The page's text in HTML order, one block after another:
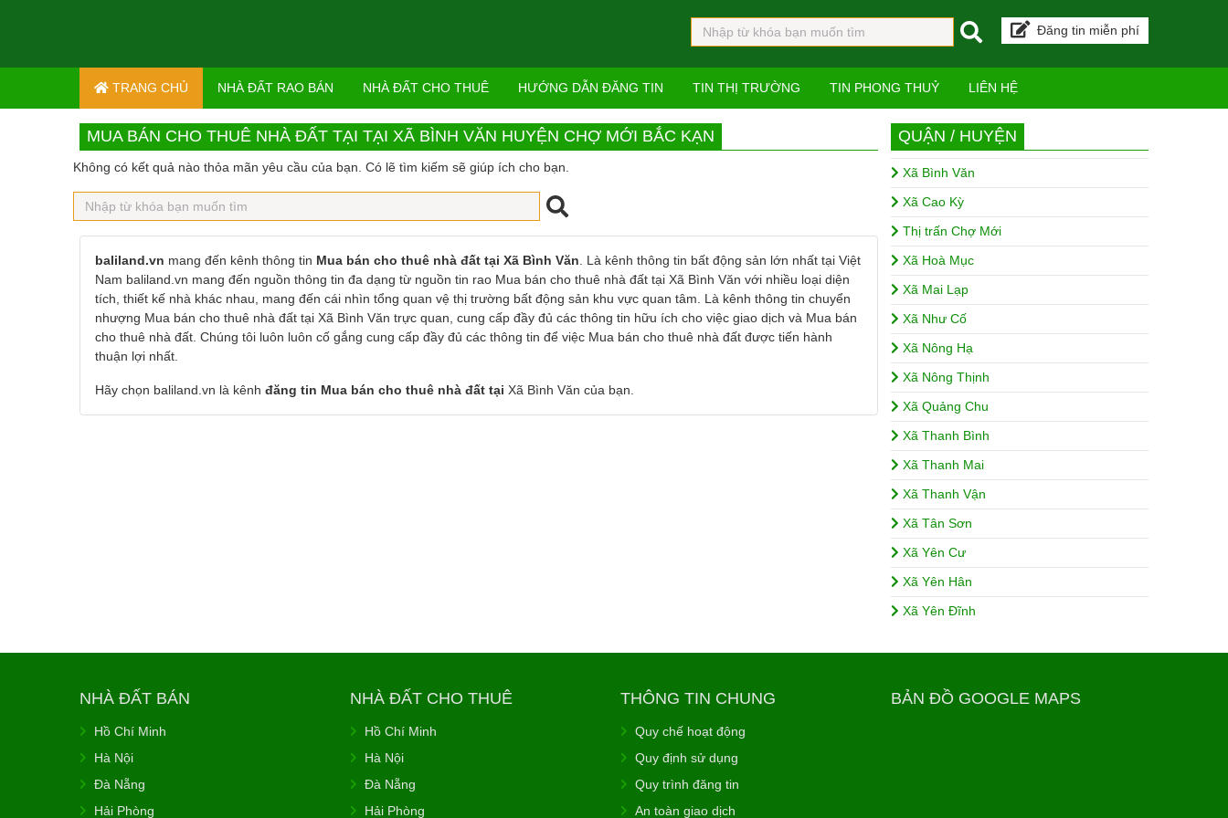
Đăng tin miễn phí
TRANG CHỦ NHÀ ĐẤT RAO BÁN NHÀ ĐẤT CHO THUÊ HƯỚNG DẪN ĐĂNG TIN TIN THỊ TRƯỜNG TIN PHONG THUỶ LIÊN HỆ
MUA BÁN CHO THUÊ NHÀ ĐẤT TẠI TẠI XÃ BÌNH VĂN HUYỆN CHỢ MỚI BẮC KẠN
Không có kết quả nào thỏa mãn yêu cầu của bạn. Có lẽ tìm kiếm sẽ giúp ích cho bạn.
baliland.vn mang đến kênh thông tin Mua bán cho thuê nhà đất tại Xã Bình Văn . Là kênh thông tin bất động sản lớn nhất tại Việt
Nam baliland.vn mang đến nguồn thông tin đa dạng từ nguồn tin rao Mua bán cho thuê nhà đất tại Xã Bình Văn với nhiều loại diện
tích, thiết kế nhà khác nhau, mang đến cái nhìn tổng quan vệ thị trường bất động sản khu vực quan tâm. Là kênh thông tin chuyển
nhượng Mua bán cho thuê nhà đất tại Xã Bình Văn trực quan, cung cấp đầy đủ các thông tin hữu ích cho việc giao dịch và Mua bán
cho thuê nhà đất. Chúng tôi luôn luôn cố gắng cung cấp đầy đủ các thông tin để việc Mua bán cho thuê nhà đất được tiến hành
thuận lợi nhất.
Hãy chọn baliland.vn là kênh đăng tin Mua bán cho thuê nhà đất tại Xã Bình Văn của bạn.
QUẬN / HUYỆN
Xã Bình Văn
Xã Cao Kỳ
Thị trấn Chợ Mới
Xã Hoà Mục
Xã Mai Lạp
Xã Như Cố
Xã Nông Hạ
Xã Nông Thịnh
Xã Quảng Chu
Xã Thanh Bình
Xã Thanh Mai
Xã Thanh Vận
Xã Tân Sơn
Xã Yên Cư
Xã Yên Hân
Xã Yên Đĩnh
NHÀ ĐẤT BÁN
Hồ Chí Minh
Hà Nội
Đà Nẵng
Hải Phòng
NHÀ ĐẤT CHO THUÊ
Hồ Chí Minh
Hà Nội
Đà Nẵng
Hải Phòng
THÔNG TIN CHUNG
Quy chế hoạt động
Quy định sử dụng
Quy trình đăng tin
An toàn giao dịch
BẢN ĐỒ GOOGLE MAPS